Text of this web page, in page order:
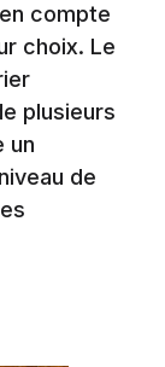
compte
choix. Le
plusieurs
un
de